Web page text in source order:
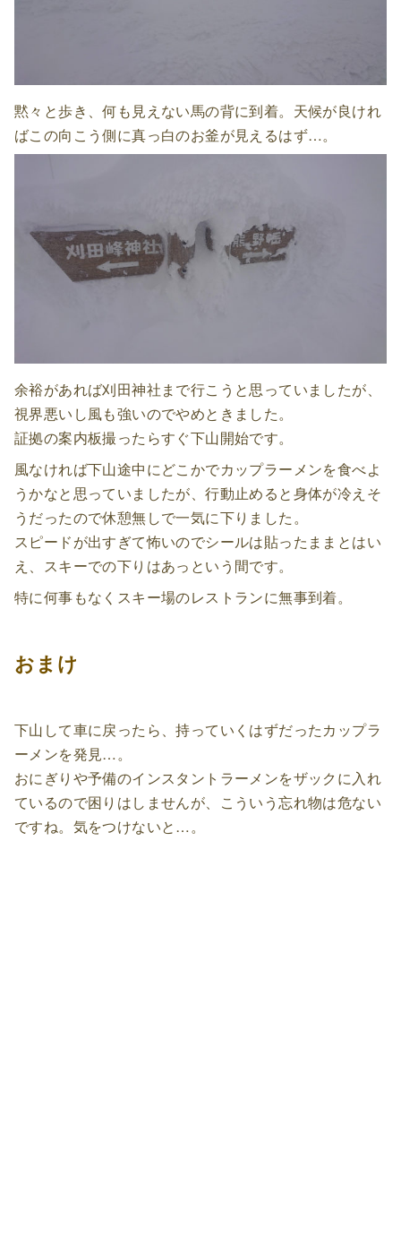
黙々と歩き、何も見えない馬の背に到着。天候が良けれ
ばこの向こう側に真っ白のお釜が見えるはず…。
余裕があれば刈田神社まで行こうと思っていましたが、
視界悪いし風も強いのでやめときました。
証拠の案内板撮ったらすぐ下山開始です。
風なければ下山途中にどこかでカップラーメンを食べよ
うかなと思っていましたが、行動止めると身体が冷えそ
うだったので休憩無しで一気に下りました。
スピードが出すぎて怖いのでシールは貼ったままとはい
え、スキーでの下りはあっという間です。
特に何事もなくスキー場のレストランに無事到着。
おまけ
下山して車に戻ったら、持っていくはずだったカップラ
ーメンを発見…。
おにぎりや予備のインスタントラーメンをザックに入れ
ているので困りはしませんが、こういう忘れ物は危ない
ですね。気をつけないと…。